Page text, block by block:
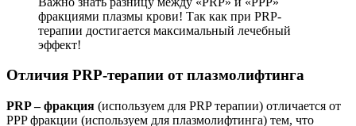
фракциями плазмы крови! Так как при PRP-
терапии достигается максимальный лечебный
эффект!
Отличия PRP-терапии от плазмолифтинга
PRP – фракция (используем для PRP терапии) отличается от
PPP фракции (используем для плазмолифтинга) тем, что